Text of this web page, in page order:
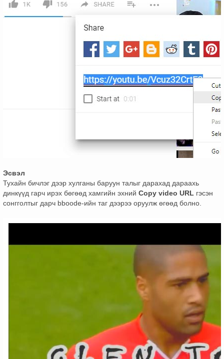
Эсвэл
Тухайн бичлэг дээр хулганы баруун талыг дарахад дараахь
динкүүд гарч ирэх бөгөөд хамгийн эхний Copy video URL гэсэн
сонгголтыг дарч bboode-ийн таг дээрээ оруулж өгөөд болно.